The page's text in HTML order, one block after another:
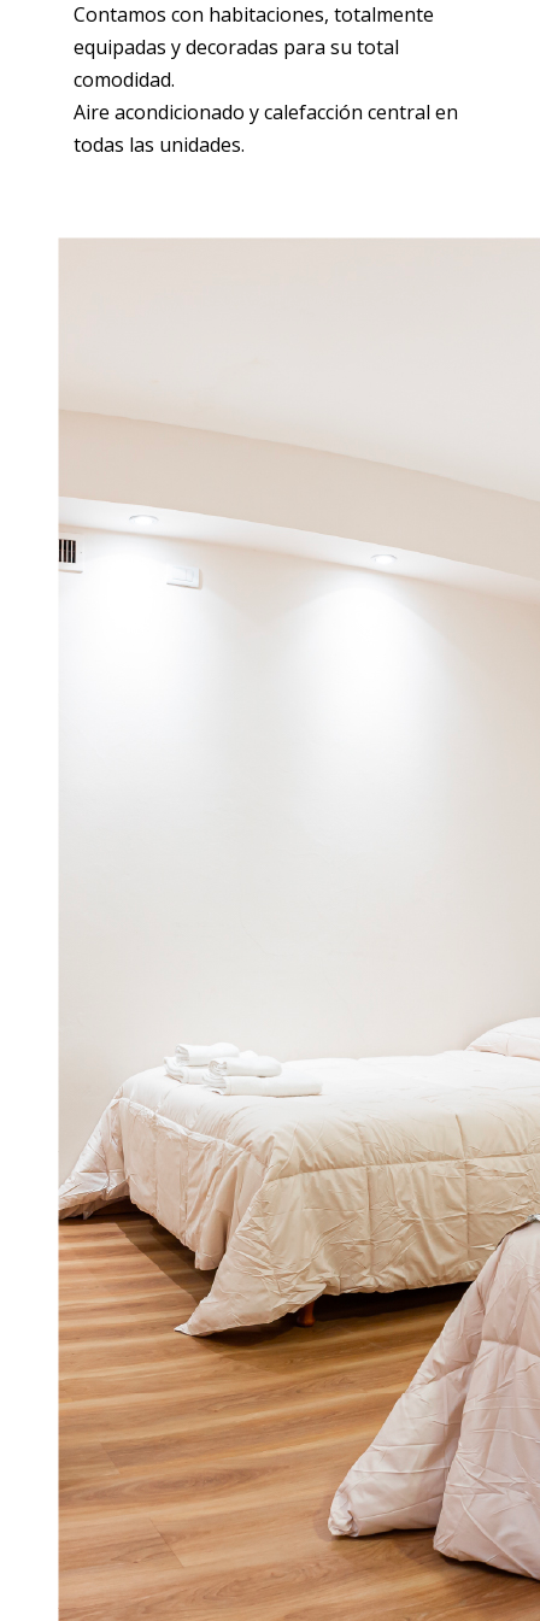
Contamos con habitaciones, totalmente
equipadas y decoradas para su total
comodidad.
Aire acondicionado y calefacción central en
todas las unidades.